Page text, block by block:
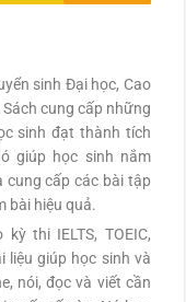
sinh Đại học, Cao
Sách cung cấp những
sinh đạt thành tích
giúp học sinh nắm
cấp các bài tập
bài hiệu quả.
thi IELTS, TOEIC,
liệu giúp học sinh và
nói, đọc và viết cần